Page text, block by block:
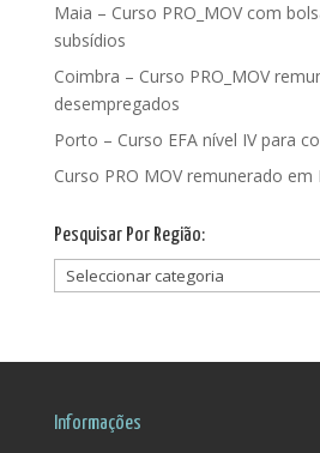
Maia – Curso PRO_MOV com
subsídios
Coimbra – Curso PRO_MOV
desempregados
Porto – Curso EFA nível IV para
Curso PRO MOV remunerado em
Pesquisar Por Região:
Pesquisar
Por
Informações